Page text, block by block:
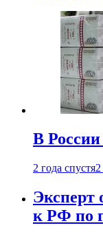
В
2 года спустя
Эксперт
к РФ по